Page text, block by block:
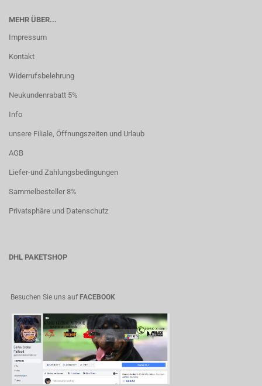
MEHR ÜBER...
Impressum
Kontakt
Widerrufsbelehrung
Neukundenrabatt 5%
Info
unsere Filiale, Öffnungszeiten und Urlaub
AGB
Liefer-und Zahlungsbedingungen
Sammelbesteller 8%
Privatsphäre und Datenschutz
DHL PAKETSHOP
Besuchen Sie uns auf FACEBOOK